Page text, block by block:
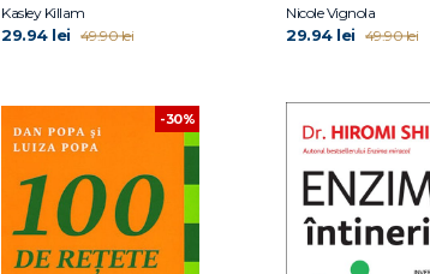
Kasley Killam
29.94 lei 49.90 lei
Nicole Vignola
29.94 lei 49.90 lei
-30%